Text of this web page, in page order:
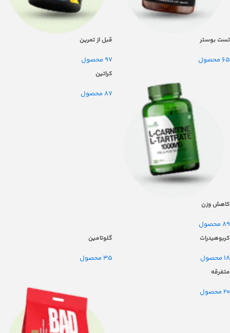
تست بوستر
65 محصول
قبل از تمرین
97 محصول
کاهش وزن
89 محصول
کراتین
87 محصول
کربوهیدرات
18 محصول
گلوتامین
35 محصول
متفرقه
20 محصول